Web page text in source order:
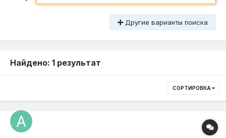
Другие варианты поиска
Найдено: 1 результат
СОРТИРОВКА